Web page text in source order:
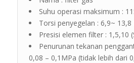
Suhu operasi maksimum :
Torsi penyegelan : 6,9~ 13,8
Presisi elemen filter : 1,5,10
Penurunan tekanan
0,08 – 0,1MPa (tidak lebih dari